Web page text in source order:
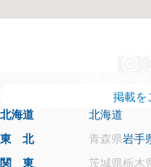
掲載を
北海道
北海道
東 北
青森県岩手
関 東
茨城県栃木